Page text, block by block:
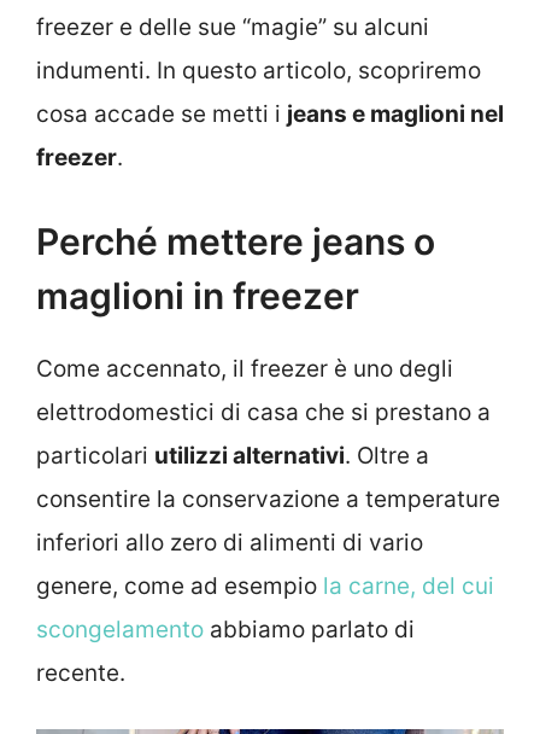
freezer e delle sue “magie” su alcuni
indumenti. In questo articolo, scopriremo
cosa accade se metti i jeans e maglioni nel
freezer.
Perché mettere jeans o
maglioni in freezer
Come accennato, il freezer è uno degli
elettrodomestici di casa che si prestano a
particolari utilizzi alternativi. Oltre a
consentire la conservazione a temperature
inferiori allo zero di alimenti di vario
genere, come ad esempio la carne, del cui
scongelamento abbiamo parlato di
recente.